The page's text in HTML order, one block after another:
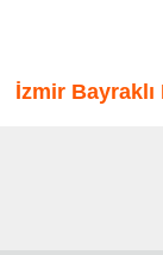
İzmir Bayraklı